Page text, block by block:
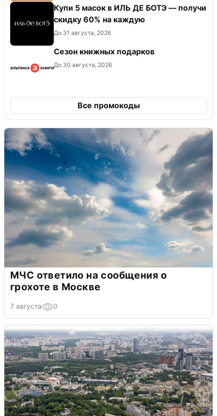
Купи 5 масок в ИЛЬ ДЕ БОТЭ — получи
скидку 60% на каждую
До 31 августа, 2026
Сезон книжных подарков
До 30 августа, 2026
Все промокоды
МЧС ответило на сообщения о
грохоте в Москве
7 августа 0